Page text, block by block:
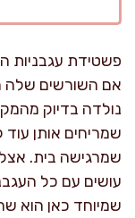
פשטידת עגבניות
אם השורשים שלה
נולדה בדיוק
שמריחים אותן עוד
שמרגישה בית.
עושים עם כל
שמיוחד כאן הוא